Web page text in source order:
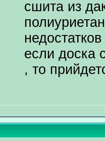
сшита из
если доска
, то